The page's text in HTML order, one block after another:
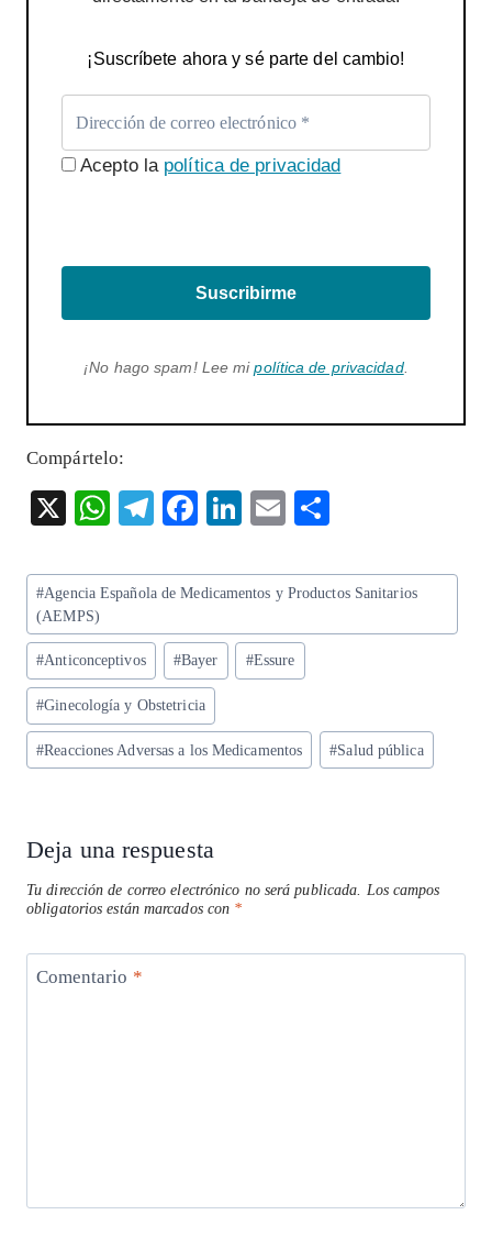
¡Suscríbete ahora y sé parte del cambio!
Acepto la política de privacidad
Suscribirme
¡No hago spam! Lee mipolítica de privacidad.
Compártelo:
X
W
ts
A
p
p
T
eg
m
F
eb
o
k
Li
ke
n
E
ai re
Etiquetas
de
la
entrada:
#Agencia Española de Medicamentos y Productos Sanitarios
(AEMPS)
#Anticonceptivos #Bayer #Essure
#Ginecología y Obstetricia
#Reacciones Adversas a los Medicamentos #Salud pública
Deja una respuesta
Tu dirección de correo electrónico no será publicada.
Los campos
obligatorios están marcados con *
Comentario *